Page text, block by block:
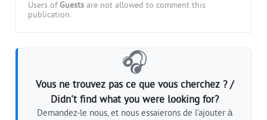
Users of Guests are not allowed to comment this
publication.
🎧
Vous ne trouvez pas ce que vous cherchez ? /
Didn't find what you were looking for?
Demandez-le nous, et nous essaierons de l'ajouter à